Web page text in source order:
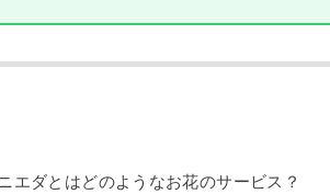
エダとはどのようなお花のサービス？